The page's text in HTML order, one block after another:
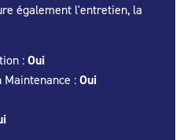
également l'entretien, la
: Oui
: Oui